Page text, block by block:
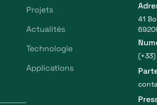
Projets
Actualités
Technologie
Applications
41